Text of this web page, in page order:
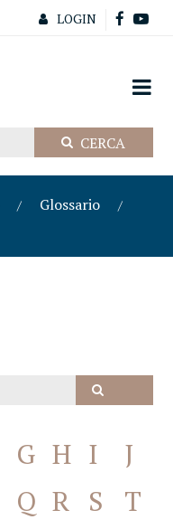
LOGIN
Glossario
G H I
J
Q R S
T